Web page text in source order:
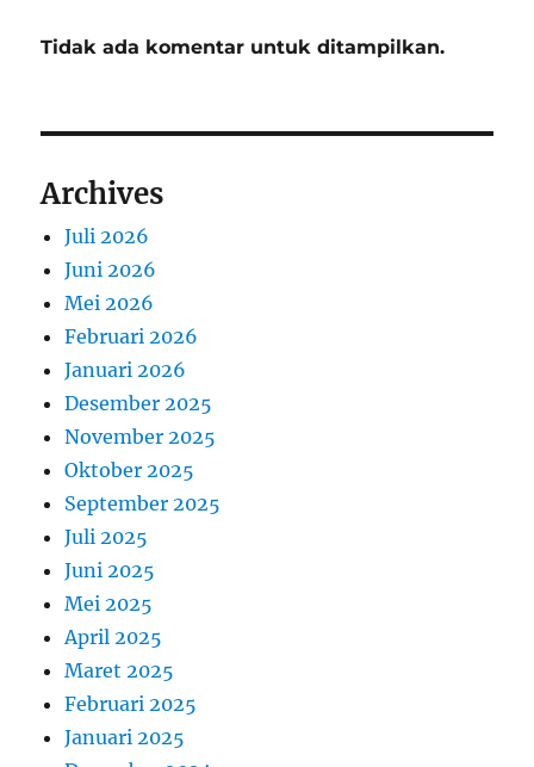
Tidak ada komentar untuk ditampilkan.
Archives
Juli 2026
Juni 2026
Mei 2026
Februari 2026
Januari 2026
Desember 2025
November 2025
Oktober 2025
September 2025
Juli 2025
Juni 2025
Mei 2025
April 2025
Maret 2025
Februari 2025
Januari 2025